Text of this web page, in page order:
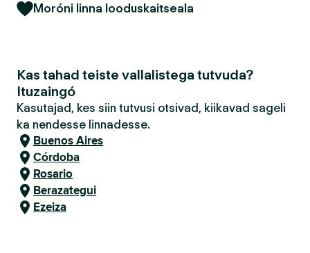
Moróni linna looduskaitseala
Kas tahad teiste vallalistega tutvuda?
Ituzaingó
Kasutajad, kes siin tutvusi otsivad, kiikavad sageli
ka nendesse linnadesse.
Buenos Aires
Córdoba
Rosario
Berazategui
Ezeiza